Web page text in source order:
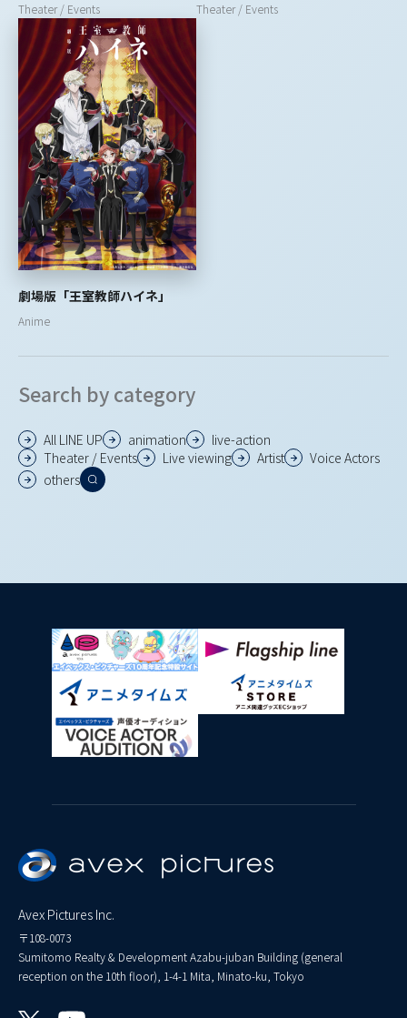
Theater / Events Theater / Events
劇場版「王室教師ハイネ」
Anime
Search by category
All LINE UP animation
live-action
Theater / Events
Live viewing Artist
Voice Actors
others
Avex Pictures Inc.
〒108-0073
Sumitomo Realty & Development Azabu-juban Building (general
reception on the 10th floor), 1-4-1 Mita, Minato-ku, Tokyo